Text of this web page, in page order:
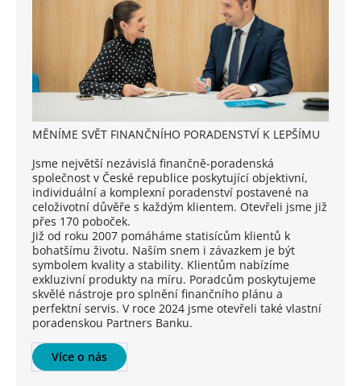
MĚNÍME SVĚT FINANČNÍHO PORADENSTVÍ K LEPŠÍMU
Jsme největší nezávislá finančně-poradenská
společnost v České republice poskytující objektivní,
individuální a komplexní poradenství postavené na
celoživotní důvěře s každým klientem. Otevřeli jsme již
přes 170 poboček.
Již od roku 2007 pomáháme statisícům klientů k
bohatšímu životu. Naším snem i závazkem je být
symbolem kvality a stability. Klientům nabízíme
exkluzivní produkty na míru. Poradcům poskytujeme
skvělé nástroje pro splnění finančního plánu a
perfektní servis. V roce 2024 jsme otevřeli také vlastní
poradenskou Partners Banku.
Více o nás